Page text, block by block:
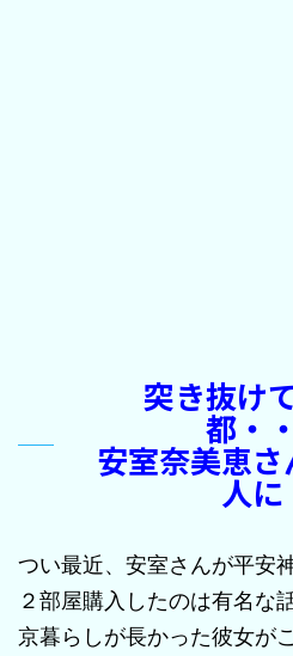
突き抜け
都・
安室奈美恵
人に
つい最近、安室さんが平安
２部屋購入したのは有名な
京暮らしが長かった彼女が